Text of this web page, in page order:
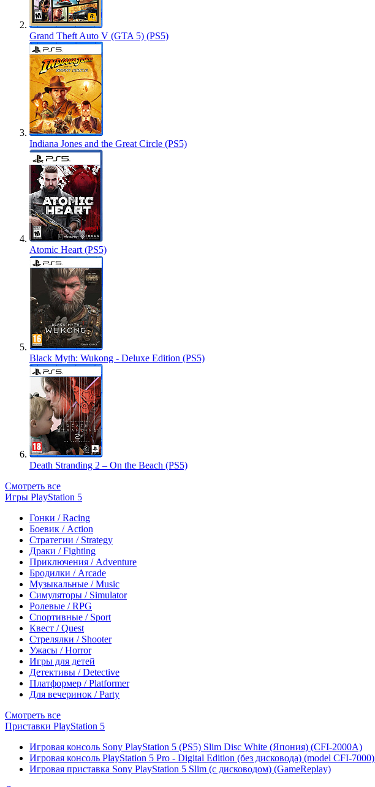
Grand Theft Auto V (GTA 5) (PS5)
Indiana Jones and the Great Circle (PS5)
Atomic Heart (PS5)
Black Myth: Wukong - Deluxe Edition (PS5)
Death Stranding 2 – On the Beach (PS5)
Смотреть все
Игры PlayStation 5
Гонки / Racing
Боевик / Action
Стратегии / Strategy
Драки / Fighting
Приключения / Adventure
Бродилки / Arcade
Музыкальные / Music
Симуляторы / Simulator
Ролевые / RPG
Спортивные / Sport
Квест / Quest
Стрелялки / Shooter
Ужасы / Horror
Игры для детей
Детективы / Detective
Платформер / Platformer
Для вечеринок / Party
Смотреть все
Приставки PlayStation 5
Игровая консоль Sony PlayStation 5 (PS5) Slim Disc White (Япония) (CFI-2000A)
Игровая консоль PlayStation 5 Pro - Digital Edition (без дисковода) (model CFI-
Игровая приставка Sony PlayStation 5 Slim (с дисководом) (GameReplay)